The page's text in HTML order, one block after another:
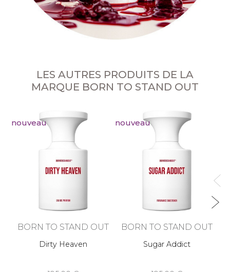
LES AUTRES PRODUITS DE LA
MARQUE BORN TO STAND OUT
nouveau
BORN TO STAND OUT
Dirty Heaven
nouveau
BORN TO STAND OUT
Sugar Addict